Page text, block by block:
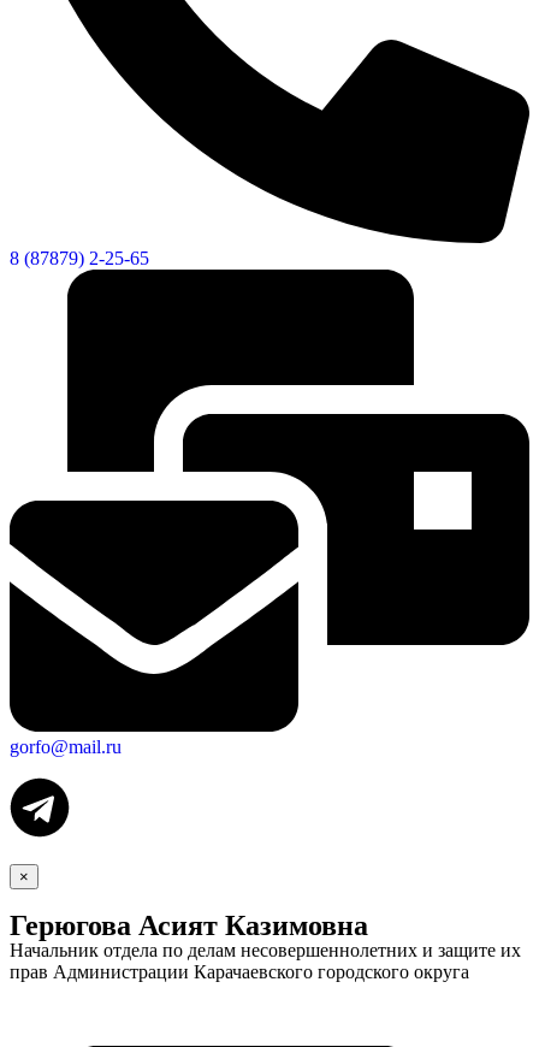
8 (87879) 2-25-65
gorfo@mail.ru
×
Герюгова Асият Казимовна
Начальник отдела по делам несовершеннолетних и защите их
прав Администрации Карачаевского городского округа